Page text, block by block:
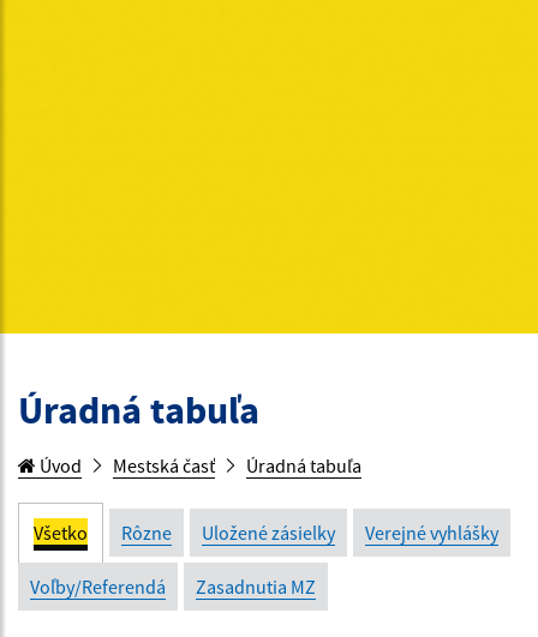
Úradná tabuľa
Úvod Mestská časť Úradná tabuľa
Všetko Rôzne Uložené zásielky Verejné vyhlášky
Voľby/Referendá Zasadnutia MZ